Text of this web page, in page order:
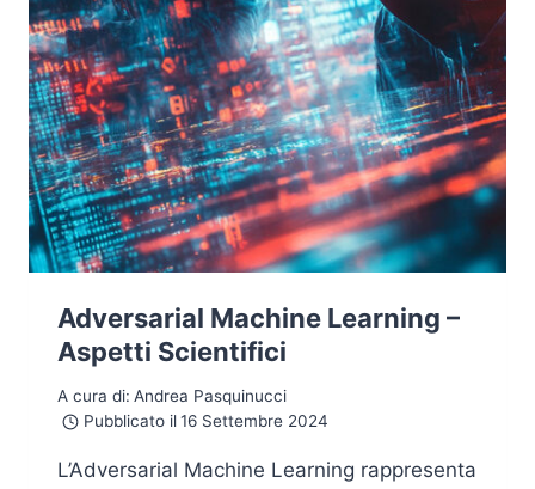
Adversarial Machine Learning –
Aspetti Scientifici
A cura di: Andrea Pasquinucci
Pubblicato il 16 Settembre 2024
L’Adversarial Machine Learning rappresenta